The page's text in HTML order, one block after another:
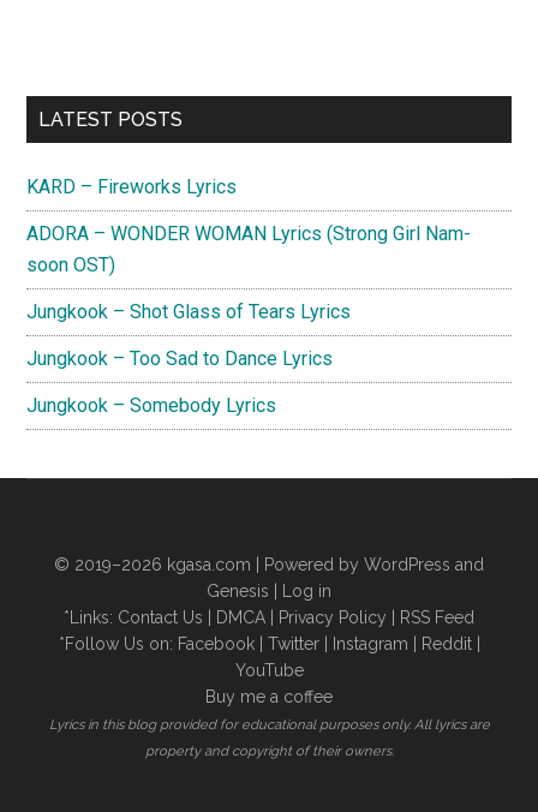
Primary
LATEST POSTS
KARD – Fireworks Lyrics
ADORA – WONDER WOMAN Lyrics (Strong Girl Nam-
soon OST)
Jungkook – Shot Glass of Tears Lyrics
Jungkook – Too Sad to Dance Lyrics
Jungkook – Somebody Lyrics
© 2019–2026 kgasa.com | Powered by WordPress and
Genesis |
Log in
*Links: Contact Us DMCA Privacy Policy
RSS Feed
*Follow Us on: Facebook| Twitter| Instagram Reddit|
YouTube
Buy me a coffee
Lyrics in this blog provided for educational purposes only. All lyrics are
property and copyright of their owners.